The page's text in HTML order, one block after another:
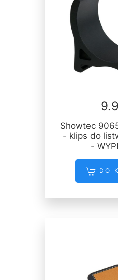
Showtec
- klips do
-
DO